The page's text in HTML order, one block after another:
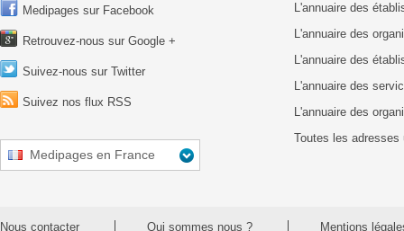
Medipages sur Facebook
Retrouvez-nous sur Google +
Suivez-nous sur Twitter
Suivez nos flux RSS
Medipages en France
L'annuaire des
L'annuaire des
L'annuaire des
L'annuaire des
L'annuaire des
Toutes les adresses
Nous contacter Qui sommes nous ? Mentions